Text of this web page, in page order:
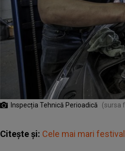
Inspecția Tehnică Perioadică (sursa
Citește și: Cele mai mari